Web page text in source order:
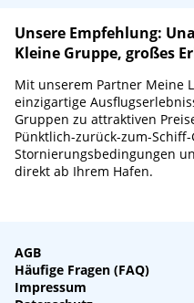
Unsere Empfehlung:
Kleine Gruppe, großes
Mit unserem Partner Meine
einzigartige
Gruppen zu attraktiven
Pünktlich-zurück-zum-
Stornierungsbedingungen
direkt ab Ihrem Hafen.
AGB
Häufige Fragen (FAQ)
Impressum